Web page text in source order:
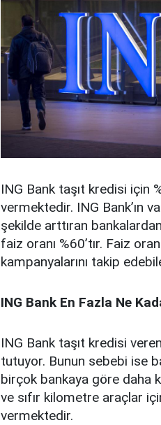
ING Bank taşıt kredisi için
vermektedir. ING Bank’ın
şekilde arttıran
faiz oranı %60’tır. Faiz
kampanyalarını takip
ING Bank En Fazla Ne
ING Bank taşıt kredisi
tutuyor. Bunun sebebi ise
birçok bankaya göre daha
ve sıfır kilometre araçlar
vermektedir.